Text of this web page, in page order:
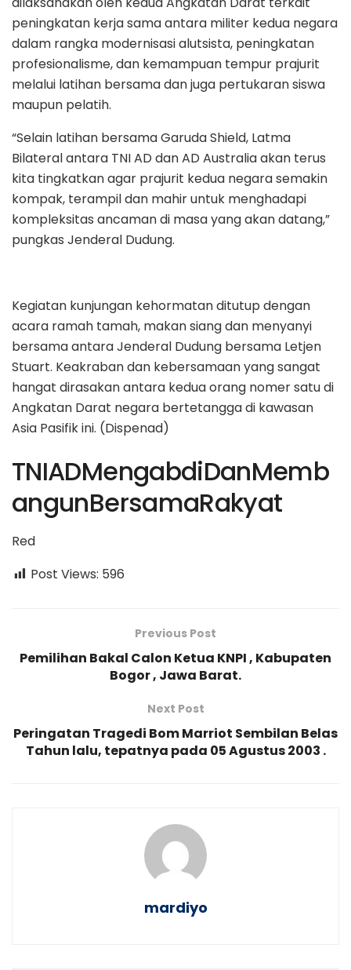
peningkatan kerja sama antara militer kedua negara
dalam rangka modernisasi alutsista, peningkatan
profesionalisme, dan kemampuan tempur prajurit
melalui latihan bersama dan juga pertukaran siswa
maupun pelatih.
“Selain latihan bersama Garuda Shield, Latma
Bilateral antara TNI AD dan AD Australia akan terus
kita tingkatkan agar prajurit kedua negara semakin
kompak, terampil dan mahir untuk menghadapi
kompleksitas ancaman di masa yang akan datang,”
pungkas Jenderal Dudung.
Kegiatan kunjungan kehormatan ditutup dengan
acara ramah tamah, makan siang dan menyanyi
bersama antara Jenderal Dudung bersama Letjen
Stuart. Keakraban dan kebersamaan yang sangat
hangat dirasakan antara kedua orang nomer satu di
Angkatan Darat negara bertetangga di kawasan
Asia Pasifik ini. (Dispenad)
TNIADMengabdiDanMemb
angunBersamaRakyat
Red
Post Views: 596
Previous Post
Pemilihan Bakal Calon Ketua KNPI , Kabupaten
Bogor , Jawa Barat.
Next Post
Peringatan Tragedi Bom Marriot Sembilan Belas
Tahun lalu, tepatnya pada 05 Agustus 2003 .
mardiyo